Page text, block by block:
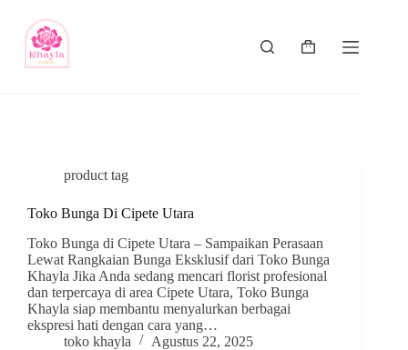
product tag
Toko Bunga Di Cipete Utara
Toko Bunga di Cipete Utara – Sampaikan Perasaan
Lewat Rangkaian Bunga Eksklusif dari Toko Bunga
Khayla Jika Anda sedang mencari florist profesional
dan terpercaya di area Cipete Utara, Toko Bunga
Khayla siap membantu menyalurkan berbagai
ekspresi hati dengan cara yang…
toko khayla
Agustus 22, 2025